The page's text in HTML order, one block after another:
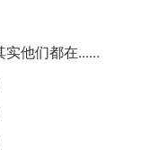
他们都在......